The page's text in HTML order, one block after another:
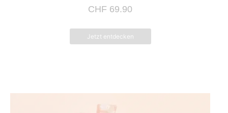
n
5
CHF 69.90
Jetzt entdecken